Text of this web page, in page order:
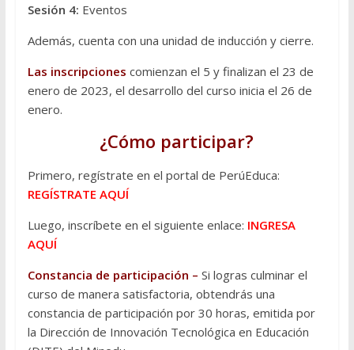
Sesión 4: Eventos
Además, cuenta con una unidad de inducción y cierre.
Las inscripciones comienzan el 5 y finalizan el 23 de
enero de 2023, el desarrollo del curso inicia el 26 de
enero.
¿Cómo participar?
Primero, regístrate en el portal de PerúEduca:
REGÍSTRATE AQUÍ
Luego, inscríbete en el siguiente enlace: INGRESA
AQUÍ
Constancia de participación – Si logras culminar el
curso de manera satisfactoria, obtendrás una
constancia de participación por 30 horas, emitida por
la Dirección de Innovación Tecnológica en Educación